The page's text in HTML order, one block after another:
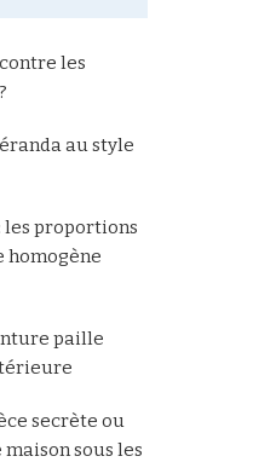
les
au style
les proportions
homogène
paille
secrète ou
sous les